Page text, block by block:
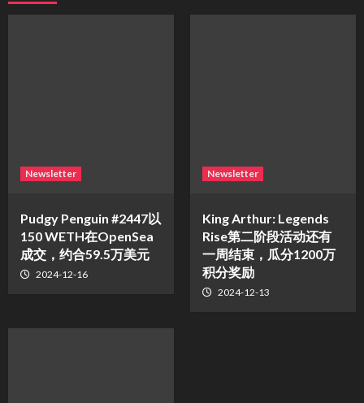
Newsletter
Pudgy Penguin #2447以
150 WETH在OpenSea
成交，约合59.5万美元
2024-12-16
Newsletter
King Arthur: Legends
Rise第二阶段活动还有
一周结束，瓜分1200万
积分奖励
2024-12-13